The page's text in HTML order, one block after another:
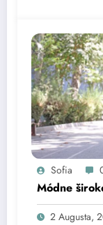
Sofia
Módne
2 Augusta,